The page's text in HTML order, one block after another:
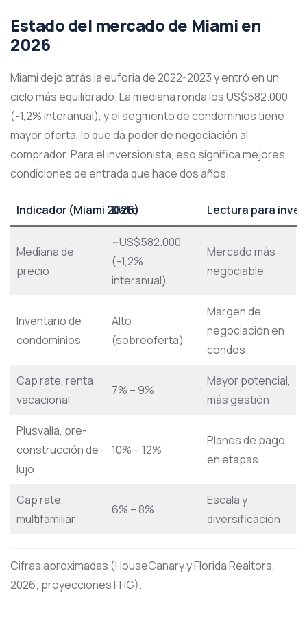
Estado del mercado de Miami en
2026
Miami dejó atrás la euforia de 2022-2023 y entró en un
ciclo más equilibrado. La mediana ronda los US$582.000
(-1,2% interanual), y el segmento de condominios tiene
mayor oferta, lo que da poder de negociación al
comprador. Para el inversionista, eso significa mejores
condiciones de entrada que hace dos años.
Indicador (Miami 2026)
Dato Lectura para
Mediana de
precio
~US$582.000
(-1,2%
interanual)
Mercado más
negociable
Inventario de
condominios
Alto
(sobreoferta)
Margen de
negociación en
condos
Cap rate, renta
vacacional
7% – 9%
Mayor potencial,
más gestión
Plusvalía, pre-
construcción de
lujo
10% – 12%
Planes de pago
en etapas
Cap rate,
multifamiliar
6% – 8%
Escala y
diversificación
Cifras aproximadas (HouseCanary y Florida Realtors,
2026; proyecciones FHG).